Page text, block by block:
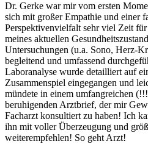
Dr. Gerke war mir vom ersten
sich mit großer Empathie und einer
Perspektivenvielfalt sehr viel Zeit
meines aktuellen
Untersuchungen (u.a. Sono, Herz-
begleitend und umfassend
Laboranalyse wurde detailliert auf
Zusammenspiel eingegangen und
mündete in einem umfangreichen
beruhigenden Arztbrief, der mir
Facharzt konsultiert zu haben! Ich
ihn mit voller Überzeugung und
weiterempfehlen! So geht Arzt!